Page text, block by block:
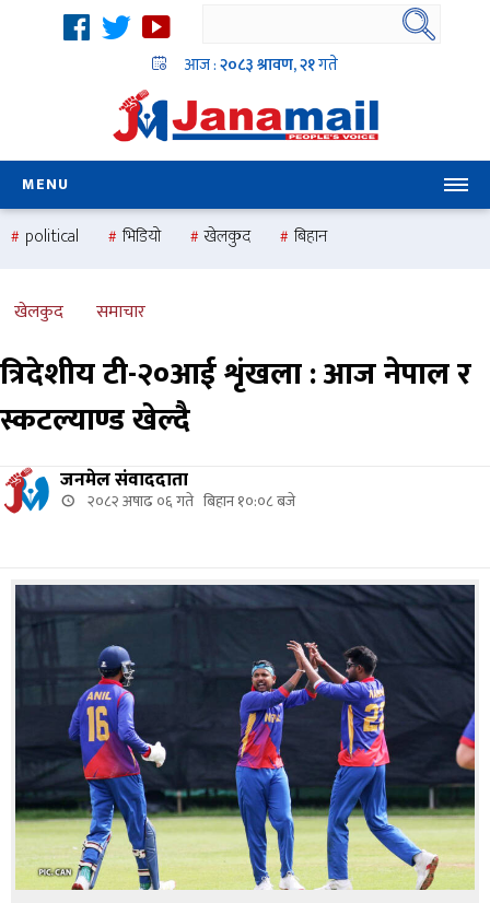
आज :२०८३ श्रावण, २१गते
MENU
political भिडियो खेलकुद
बिहान
national
health
खेलकुद समाचार
त्रिदेशीय टी-२०आई शृंखला : आज नेपाल र
स्कटल्याण्ड खेल्दै
जनमेल संवाददाता
२०८२ अषाढ ०६ गते बिहान १०:०८ बजे